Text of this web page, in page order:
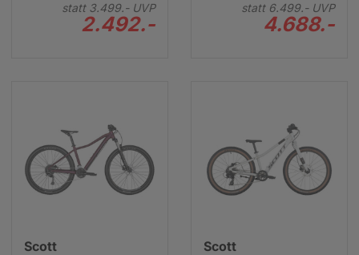
Scott Kinder- & Jugendfahrrad
statt 3.499.-UVP
2.492.-
statt 6.499.-UVP
4.688.-
Scott
Scott